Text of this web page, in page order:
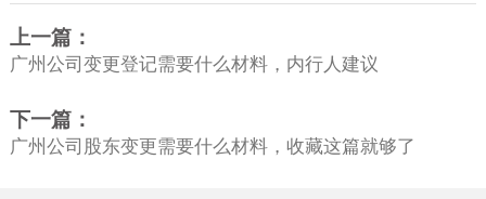
上一篇：
广州公司变更登记需要什么材料，内行人建议
下一篇：
广州公司股东变更需要什么材料，收藏这篇就够了